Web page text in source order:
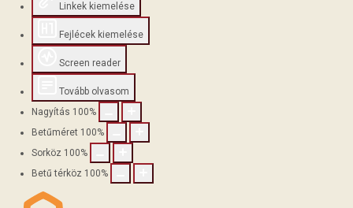
Linkek kiemelése
Fejlécek kiemelése
Screen reader
Tovább olvasom
Nagyítás 100%
Betűméret 100%
Sorköz 100%
Betű térköz 100%